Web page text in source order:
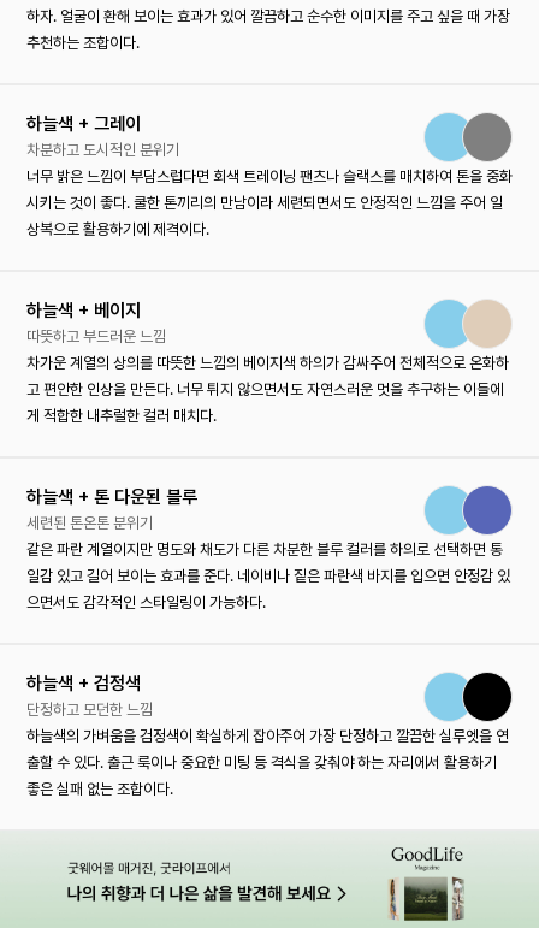
하자. 얼굴이 환해 보이는 효과가 있어 깔끔하고 순수한 이미지를 주고 싶을 때 가장
추천하는 조합이다.
하늘색 + 그레이
차분하고 도시적인 분위기
너무 밝은 느낌이 부담스럽다면 회색 트레이닝 팬츠나 슬랙스를 매치하여 톤을 중화
시키는 것이 좋다. 쿨한 톤끼리의 만남이라 세련되면서도 안정적인 느낌을 주어 일
상복으로 활용하기에 제격이다.
하늘색 + 베이지
따뜻하고 부드러운 느낌
차가운 계열의 상의를 따뜻한 느낌의 베이지색 하의가 감싸주어 전체적으로 온화하
고 편안한 인상을 만든다. 너무 튀지 않으면서도 자연스러운 멋을 추구하는 이들에
게 적합한 내추럴한 컬러 매치다.
하늘색 + 톤 다운된 블루
세련된 톤온톤 분위기
같은 파란 계열이지만 명도와 채도가 다른 차분한 블루 컬러를 하의로 선택하면 통
일감 있고 길어 보이는 효과를 준다. 네이비나 짙은 파란색 바지를 입으면 안정감 있
으면서도 감각적인 스타일링이 가능하다.
하늘색 + 검정색
단정하고 모던한 느낌
하늘색의 가벼움을 검정색이 확실하게 잡아주어 가장 단정하고 깔끔한 실루엣을 연
출할 수 있다. 출근 룩이나 중요한 미팅 등 격식을 갖춰야 하는 자리에서 활용하기
좋은 실패 없는 조합이다.